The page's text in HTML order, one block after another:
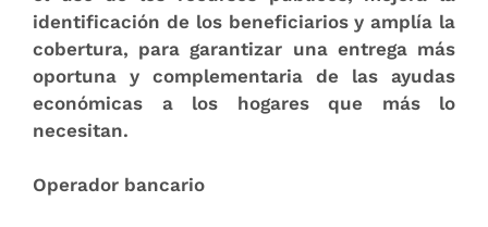
identificación de los beneficiarios y amplía la
cobertura, para garantizar una entrega más
oportuna y complementaria de las ayudas
económicas a los hogares que más lo
necesitan.
Operador bancario